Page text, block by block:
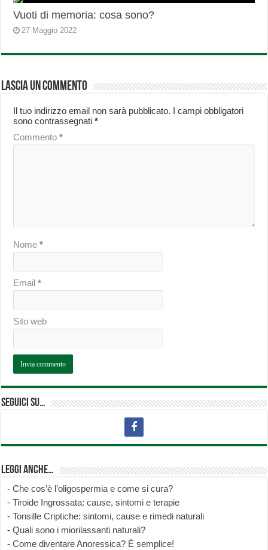
Vuoti di memoria: cosa sono?
27 Maggio 2022
Lascia un commento
Il tuo indirizzo email non sarà pubblicato. I campi obbligatori
sono contrassegnati*
Commento*
Nome*
Email*
Sito web
Seguici su…
Leggi anche…
-Che cos’è l’oligospermia e come si cura?
-Tiroide Ingrossata: cause, sintomi e terapie
-Tonsille Criptiche: sintomi, cause e rimedi naturali
-Quali sono i miorilassanti naturali?
-Come diventare Anoressica? È semplice!